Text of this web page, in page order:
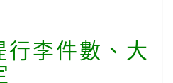
行李件數、大